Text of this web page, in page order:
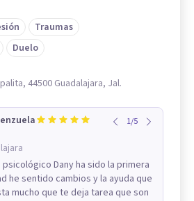
Traumas
Duelo
44500 Guadalajara, Jal.
1/5
Dany ha sido la primera
he sentido cambios y la ayuda que
mucho que te deja tarea que son